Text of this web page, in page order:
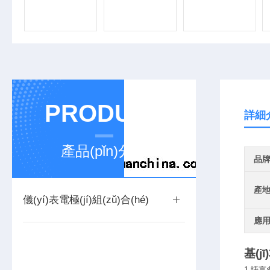
PRODUCT
產品(pǐn)分類
儀(yí)表電極(jí)組(zǔ)合(hé)
詳細
品
產
應
基